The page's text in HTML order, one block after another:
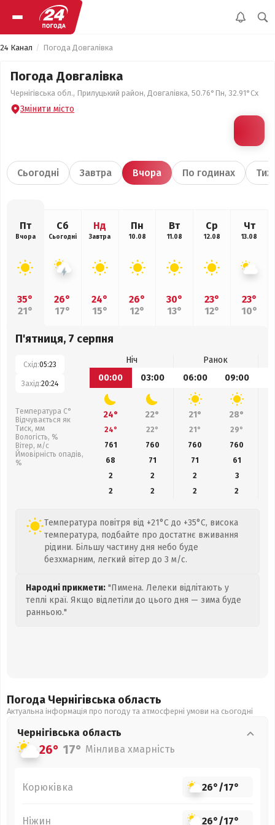
24 Канал Погода Довгалівка
Погода Довгалівка
Чернігівська обл., Прилуцький район, Довгалівка, 50.76°Пн, 32.91°Сх
Змінити місто
Сьогодні Завтра Вчора По годинах
Пт
Вчора
35°
21°
Сб
Сьогодні
26°
17°
Нд
Завтра
24°
15°
Пн
10.08
26°
12°
Вт
11.08
30°
13°
Ср
12.08
23°
12°
Чт
13.08
23°
10°
П'ятниця, 7 серпня
Схід:05:23
Захід:20:24
Температура С°
Відчувається як
Тиск, мм
Вологість, %
Вітер, м/с
Ймовірність опадів,
%
Ніч
Ранок
00:00
03:00 06:00 09:00
24° 22° 21° 28°
24° 22° 21° 29°
761
760 760 760
68
71 71 61
2
2 2
3
2
2 2 2
Температура повітря від +21°C до +35°C, висока
температура, подбайте про достатнє вживання
рідини. Більшу частину дня небо буде
безхмарним, легкий вітер до 3 м/с.
Народні прикмети: "Пимена. Лелеки відлітають у
теплі краї. Якщо відлетіли до цього дня — зима буде
ранньою."
Погода Чернігівська область
Актуальна інформація про погоду та атмосферні умови на сьогодні
Чернігівська область
26° 17° Мінлива хмарність
Корюківка 26°/17°
Ніжин 26°/17°